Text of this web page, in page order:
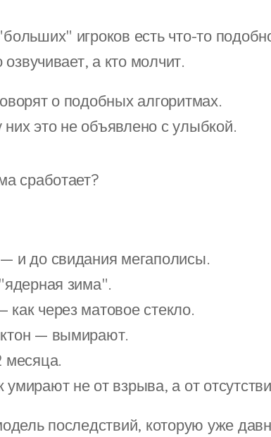
игроков есть что-то
а кто молчит.
о подобных алгоритмах.
это не объявлено с улыбкой.
сработает?
и до свидания мегаполисы.
зима".
через матовое стекло.
— вымирают.
месяца.
не от взрыва, а от
последствий, которую уже